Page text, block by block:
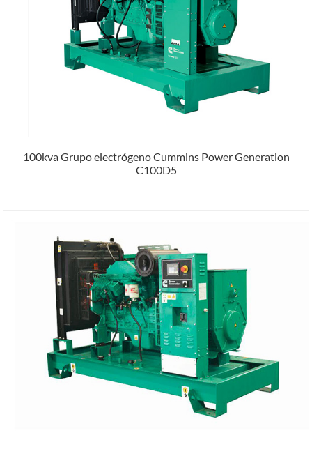
100kva Grupo electrógeno Cummins Power Generation
C100D5